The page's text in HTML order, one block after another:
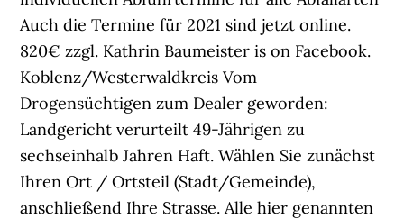
Auch die Termine für 2021 sind jetzt online.
820€ zzgl. Kathrin Baumeister is on Facebook.
Koblenz/Westerwaldkreis Vom
Drogensüchtigen zum Dealer geworden:
Landgericht verurteilt 49-Jährigen zu
sechseinhalb Jahren Haft. Wählen Sie zunächst
Ihren Ort / Ortsteil (Stadt/Gemeinde),
anschließend Ihre Strasse. Alle hier genannten